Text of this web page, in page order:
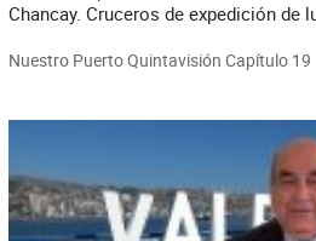
Chancay. Cruceros de expedición de
Nuestro Puerto Quintavisión Capítulo 19